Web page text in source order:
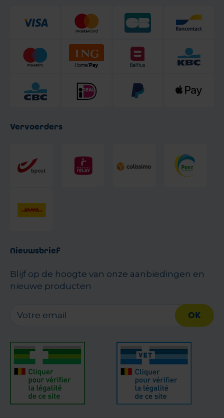
Vervoerders
Nieuwsbrief
Blijf op de hoogte van onze aanbiedingen en
nieuwe producten
OK